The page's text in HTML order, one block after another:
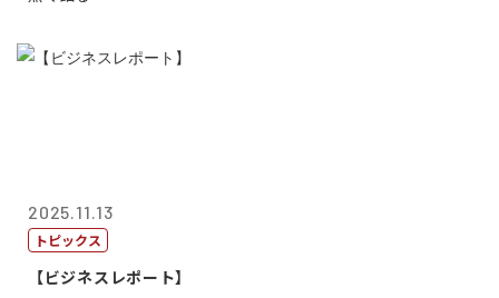
2025.11.13
トピックス
【ビジネスレポート】